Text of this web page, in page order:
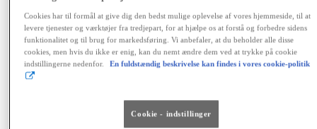
Toyota Yaris
Yaris 4A Hatchback 1.5 hybrid (116 hk) aut. gear Active -
Nykøbing Mors
HYBRID
43.000 km
Geartype
Cookies har til formål at give dig den bedst mulige oplevelse af vores hjemmeside, til at
levere tjenester og værktøjer fra tredjepart, for at hjælpe os at forstå og forbedre sidens
funktionalitet og til brug for markedsføring. Vi anbefaler, at du beholder alle disse
cookies, men hvis du ikke er enig, kan du nemt ændre dem ved at trykke på cookie
indstillingerne nedenfor.
En fuldstændig beskrivelse kan findes i vores cookie-politik
Cookie - indstillinger